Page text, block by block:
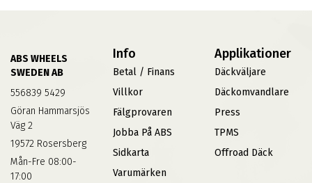
ABS WHEELS
SWEDEN AB
556839 5429
Göran Hammarsjös
Väg 2
19572 Rosersberg
Mån-Fre 08:00-
17:00
Info
Betal / Finans
Villkor
Fälgprovaren
Jobba På ABS
Sidkarta
Varumärken
Applikationer
Däckväljare
Däckomvandlare
Press
TPMS
Offroad Däck